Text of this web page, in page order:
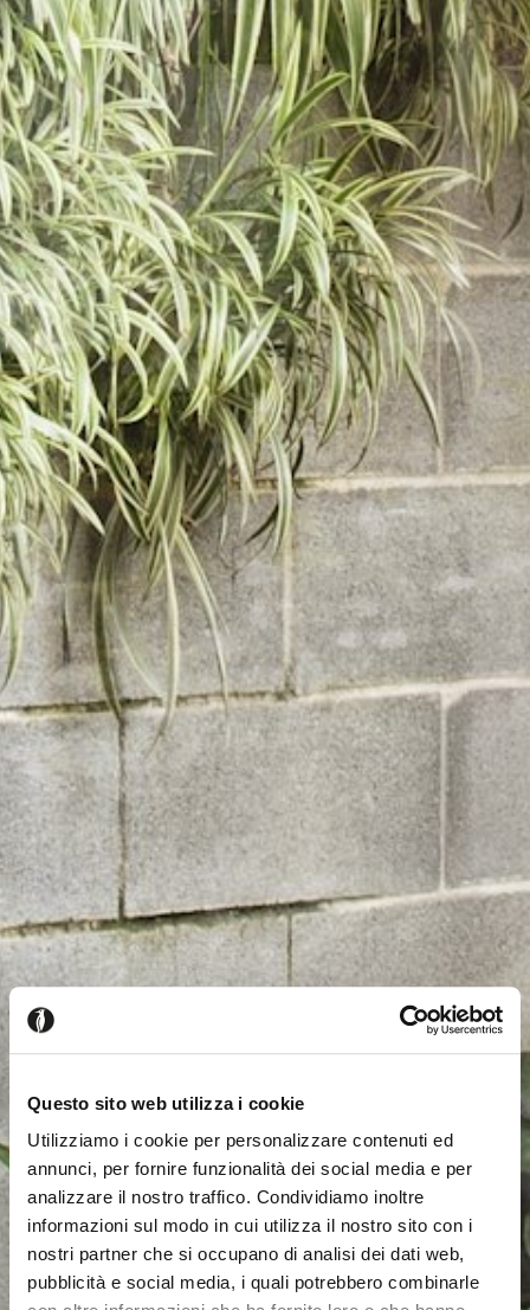
Questo sito web utilizza i cookie
Utilizziamo i cookie per personalizzare contenuti ed
annunci, per fornire funzionalità dei social media e per
analizzare il nostro traffico. Condividiamo inoltre
informazioni sul modo in cui utilizza il nostro sito con i
nostri partner che si occupano di analisi dei dati web,
pubblicità e social media, i quali potrebbero combinarle